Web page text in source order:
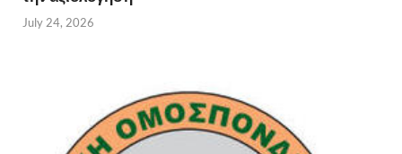
July 24, 2026